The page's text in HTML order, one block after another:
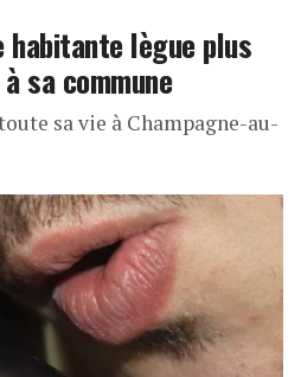
habitante lègue plus
sa commune
sa vie à Champagne-au-